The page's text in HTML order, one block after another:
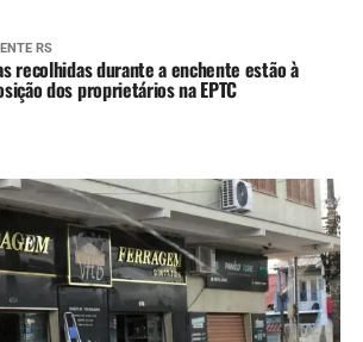
RS
recolhidas durante a enchente estão à
dos proprietários na EPTC